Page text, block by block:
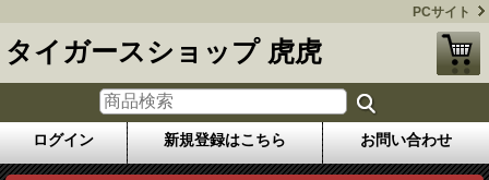
PCサイト
タイガースショップ 虎虎
ログイン 新規登録はこちら お問い合わせ